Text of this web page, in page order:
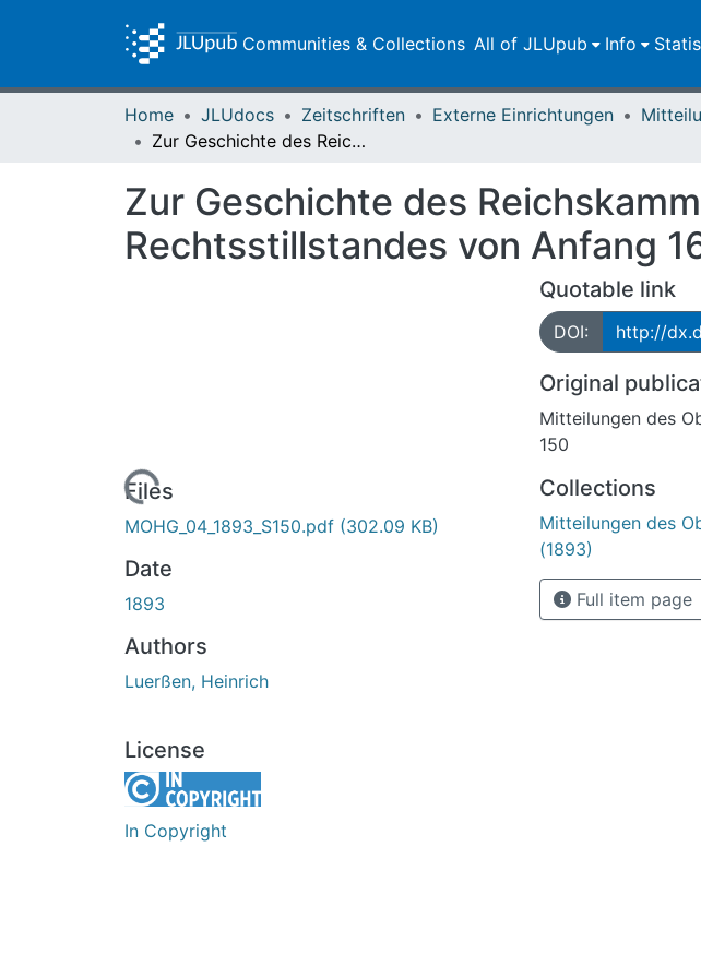
Communities & Collections All of JLUpub Info
Home JLUdocs Zeitschriften Externe Einrichtungen
Zur Geschichte des Reichskammergerichts während des Rechtsstillstandes von Anfang 1690 bis 25. Mai 1693
Zur Geschichte des
Rechtsstillstandes von Anfang
Loading...
Files
MOHG_04_1893_S150.pdf (302.09 KB)
Date
1893
Authors
Luerßen, Heinrich
License
In Copyright
Quotable link
DOI: http://
Original
Mitteilungen des
150
Collections
Mitteilungen des
(1893)
Full item page